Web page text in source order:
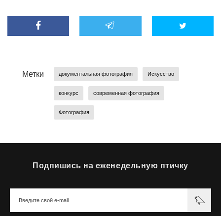
Метки документальная фотография Искусство
конкурс современная фотография
Фотография
Подпишись на еженедельную птичку